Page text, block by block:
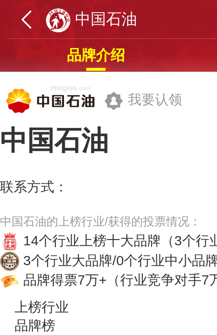
中国石油
品牌介绍
我要认领
中国石油
联系方式：
中国石油的上榜行业/获得的投票情况：
14个行业上榜十大品牌 （3个
3个行业大品牌/0个行业中小品
品牌得票7万+ （行业竞争对手7
上榜行业
品牌榜